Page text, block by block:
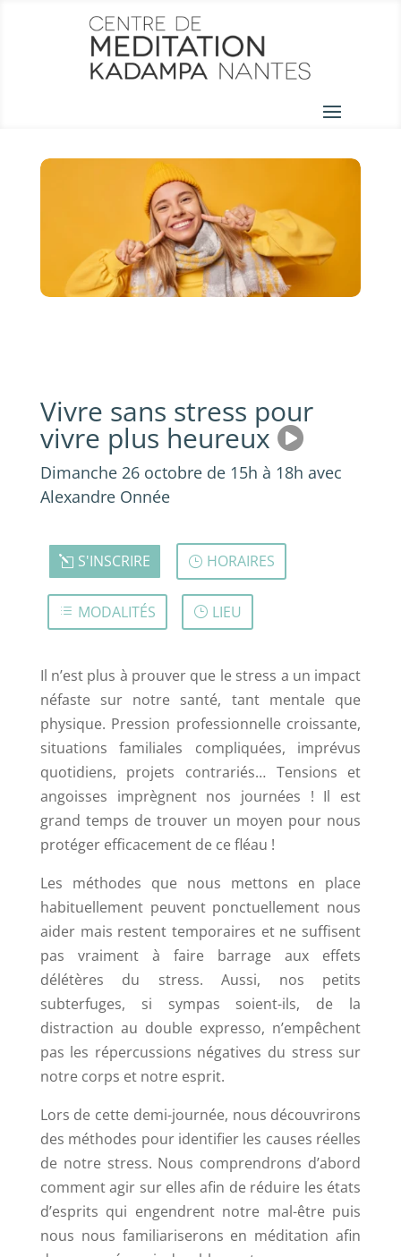
Vivre sans stress pour
vivre plus heureux
Dimanche 26 octobre de 15h à 18h avec
Alexandre Onnée
S'INSCRIRE HORAIRES
MODALITÉS LIEU
Il n’est plus à prouver que le stress a un impact
néfaste sur notre santé, tant mentale que
physique. Pression professionnelle croissante,
situations familiales compliquées, imprévus
quotidiens, projets contrariés… Tensions et
angoisses imprègnent nos journées ! Il est
grand temps de trouver un moyen pour nous
protéger efficacement de ce fléau !
Les méthodes que nous mettons en place
habituellement peuvent ponctuellement nous
aider mais restent temporaires et ne suffisent
pas vraiment à faire barrage aux effets
délétères du stress. Aussi, nos petits
subterfuges, si sympas soient-ils, de la
distraction au double expresso, n’empêchent
pas les répercussions négatives du stress sur
notre corps et notre esprit.
Lors de cette demi-journée, nous découvrirons
des méthodes pour identifier les causes réelles
de notre stress. Nous comprendrons d’abord
comment agir sur elles afin de réduire les états
d’esprits qui engendrent notre mal-être puis
nous nous familiariserons en méditation afin